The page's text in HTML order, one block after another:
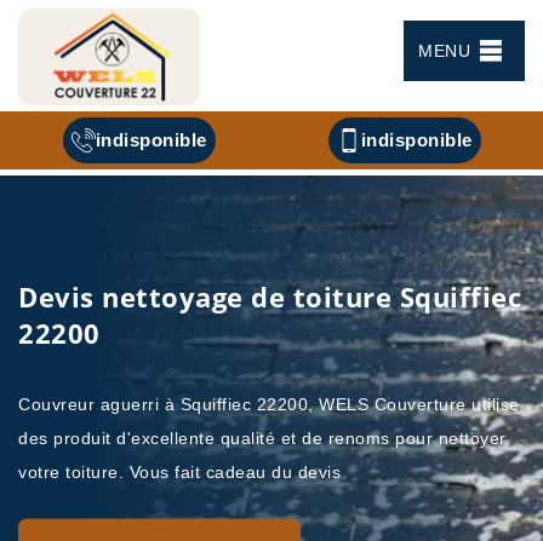
MENU
indisponible indisponible
Devis nettoyage de toiture Squiffiec
22200
Couvreur aguerri à Squiffiec 22200, WELS Couverture utilise
des produit d'excellente qualité et de renoms pour nettoyer
votre toiture. Vous fait cadeau du devis